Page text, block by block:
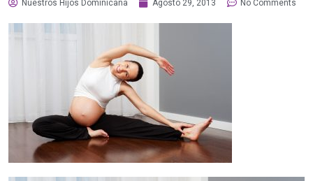
Nuestros Hijos Dominicana Agosto 29, 2013 No Comments